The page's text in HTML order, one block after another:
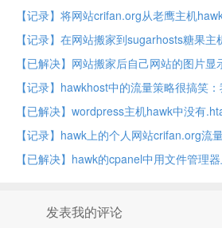
【记录】在网站搬家到sugarhosts糖果主
【已解决】网站搬家后自己网站的图片显
【已解决】wordpress主机hawk中没有
【记录】hawk上的个人网站crifan.org流
发表我的评论